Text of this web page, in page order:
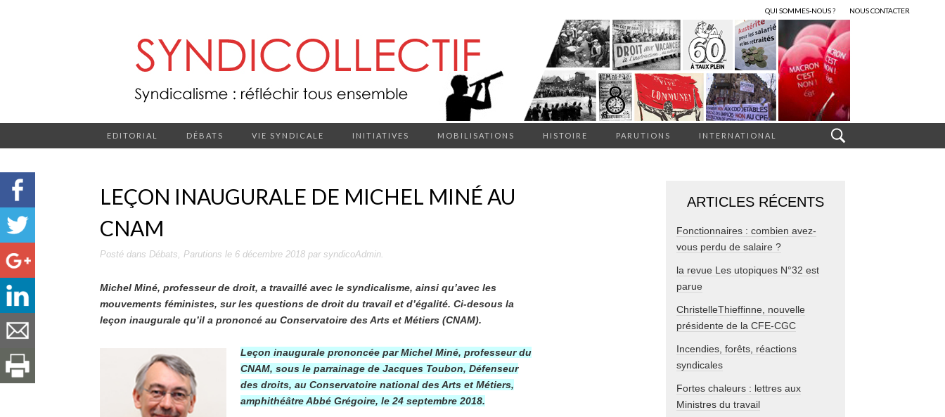
QUI SOMMES-NOUS ? NOUS CONTACTER
EDITORIAL DÉBATS VIE SYNDICALE INITIATIVES MOBILISATIONS HISTOIRE PARUTIONS INTERNATIONAL
LEÇON INAUGURALE DE MICHEL MINÉ AU
CNAM
Posté dans Débats, Parutions le 6 décembre 2018 par syndicoAdmin.
Michel Miné, professeur de droit, a travaillé avec le syndicalisme, ainsi qu’avec les
mouvements féministes, sur les questions de droit du travail et d’égalité. Ci-desous la
leçon inaugurale qu’il a prononcé au Conservatoire des Arts et Métiers (CNAM).
Leçon inaugurale prononcée par Michel Miné, professeur du
CNAM, sous le parrainage de Jacques Toubon, Défenseur
des droits, au Conservatoire national des Arts et Métiers,
amphithéâtre Abbé Grégoire, le 24 septembre 2018.
ARTICLES RÉCENTS
Fonctionnaires : combien avez-
vous perdu de salaire ?
la revue Les utopiques N°32 est
parue
ChristelleThieffinne, nouvelle
présidente de la CFE-CGC
Incendies, forêts, réactions
syndicales
Fortes chaleurs : lettres aux
Ministres du travail